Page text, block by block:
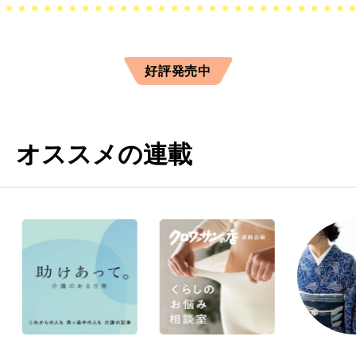
好評発売中
オススメの連載